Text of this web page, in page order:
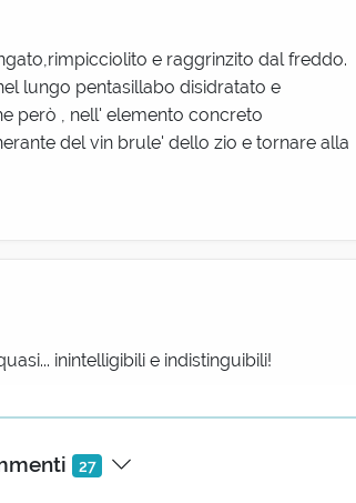
27
e raggrinzito dal freddo.
lungo pentasillabo disidratato e
però , nell' elemento concreto
del vin brule' dello zio e tornare alla
inintelligibili e indistinguibili!